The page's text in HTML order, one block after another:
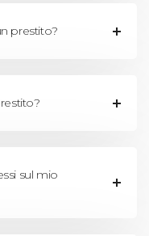
prestito?
sul mio